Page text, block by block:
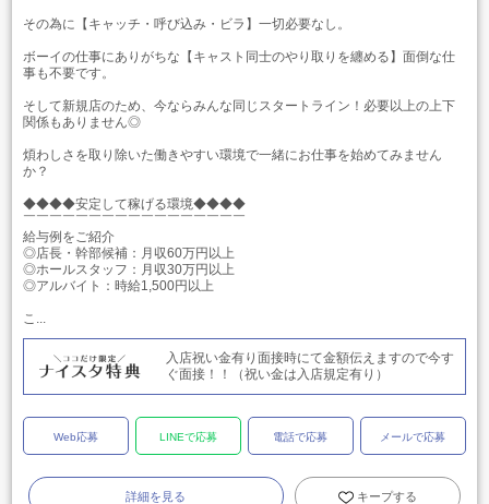
その為に【キャッチ・呼び込み・ビラ】一切必要なし。
ボーイの仕事にありがちな【キャスト同士のやり取りを纏める】面倒な仕
事も不要です。
そして新規店のため、今ならみんな同じスタートライン！必要以上の上下
関係もありません◎
煩わしさを取り除いた働きやすい環境で一緒にお仕事を始めてみません
か？
◆◆◆◆安定して稼げる環境◆◆◆◆
￣￣￣￣￣￣￣￣￣￣￣￣￣￣￣￣￣
給与例をご紹介
◎店長・幹部候補：月収60万円以上
◎ホールスタッフ：月収30万円以上
◎アルバイト：時給1,500円以上
こ...
入店祝い金有り面接時にて金額伝えますので今す
ぐ面接！！（祝い金は入店規定有り）
Web応募 LINEで応募 電話で応募 メールで応募
詳細を見る キープする